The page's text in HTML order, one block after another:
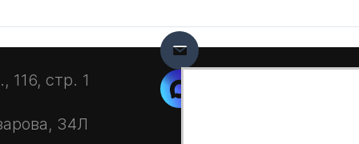
116, стр. 1
34Л